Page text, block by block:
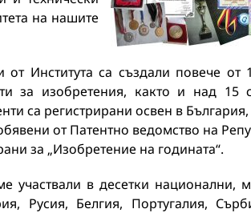
на нашите
Института са създали повече от
за изобретения, както и над 15
са регистрирани освен в
от Патентно ведомство на
за „Изобретение на годината“.
участвали в десетки национални,
Русия, Белгия, Португалия,